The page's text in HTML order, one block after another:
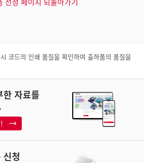
코드의 인쇄 품질을 확인하여 출하품의 품질을
한 자료를
신청